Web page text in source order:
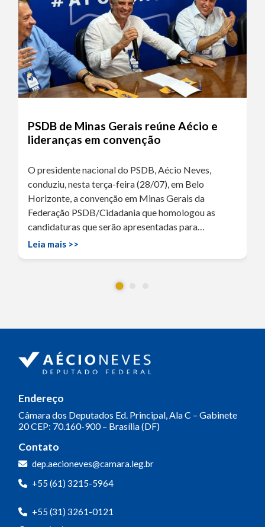
PSDB de Minas Gerais reúne Aécio e
lideranças em convenção
O presidente nacional do PSDB, Aécio Neves,
conduziu, nesta terça-feira (28/07), em Belo
Horizonte, a convenção em Minas Gerais da
Federação PSDB/Cidadania que homologou as
candidaturas que serão apresentadas para…
Leia mais >>
Endereço
Câmara dos Deputados Ed. Principal, Ala C – Gabinete
20CEP: 70.160-900 – Brasília (DF)
Contato
dep.aecioneves@camara.leg.br
+55 (61) 3215-5964
+55 (31) 3261-0121